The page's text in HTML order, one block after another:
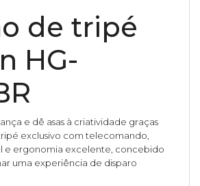
de tripé
HG-
e dê asas à criatividade graças
exclusivo com telecomando,
e ergonomia excelente, concebido
uma experiência de disparo